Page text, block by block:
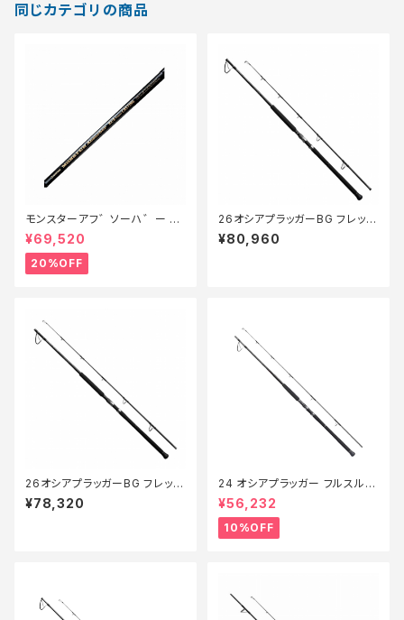
同じカテゴリの商品
モンスターアフ゛ソーハ゛ー 8
2/8ハ゜ワーキャスティンク゛
【特価竿】【20】
¥69,520
20%OFF
26オシアプラッガーBG フレック
スエナジー S710XH
¥80,960
26オシアプラッガーBG フレック
スエナジー S83H
¥78,320
24 オシアプラッガー フルスルッ
トル S88H【継続セール_ロッド】
【10】
¥56,232
10%OFF